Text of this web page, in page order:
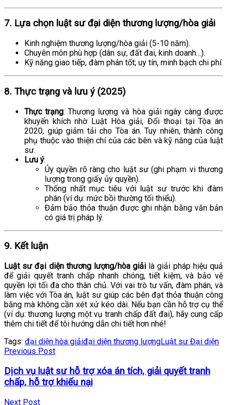
7. Lựa chọn luật sư đại diện thương lượng/hòa giải
Kinh nghiệm thương lượng/hòa giải (5-10 năm).
Chuyên môn phù hợp (dân sự, đất đai, kinh doanh…).
Kỹ năng giao tiếp, đàm phán tốt; uy tín, minh bạch chi phí.
8. Thực trạng và lưu ý (2025)
Thực trạng: Thương lượng và hòa giải ngày càng được
khuyến khích nhờ Luật Hòa giải, Đối thoại tại Tòa án
2020, giúp giảm tải cho Tòa án. Tuy nhiên, thành công
phụ thuộc vào thiện chí của các bên và kỹ năng của luật
sư.
Lưu ý:
Ủy quyền rõ ràng cho luật sư (ghi phạm vi thương
lượng trong giấy ủy quyền).
Thống nhất mục tiêu với luật sư trước khi đàm
phán (ví dụ: mức bồi thường tối thiểu).
Đảm bảo thỏa thuận được ghi nhận bằng văn bản
có giá trị pháp lý.
9. Kết luận
Luật sư đại diện thương lượng/hòa giải là giải pháp hiệu quả
để giải quyết tranh chấp nhanh chóng, tiết kiệm, và bảo vệ
quyền lợi tối đa cho thân chủ. Với vai trò tư vấn, đàm phán, và
làm việc với Tòa án, luật sư giúp các bên đạt thỏa thuận công
bằng mà không cần xét xử kéo dài. Nếu bạn cần hỗ trợ cụ thể
(ví dụ: thương lượng một vụ tranh chấp đất đai), hãy cung cấp
thêm chi tiết để tôi hướng dẫn chi tiết hơn nhé!
Tags: đại diện hòa giảiđại diện thương lượngLuật sư Đại diện
Previous Post
Dịch vụ luật sư hỗ trợ xóa án tích, giải quyết tranh
chấp, hỗ trợ khiếu nại
Next Post